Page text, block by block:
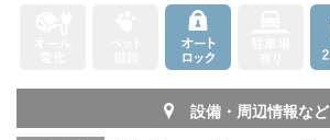
設備・周辺情報など